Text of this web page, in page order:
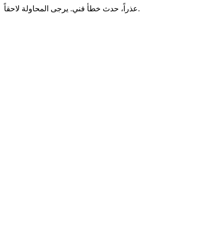
عذراً، حدث خطأ فني. يرجى المحاولة لاحقاً.